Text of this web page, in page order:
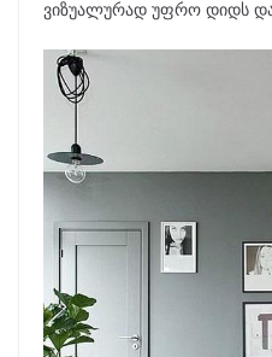
ვიზუალურად უფრო დიდს და